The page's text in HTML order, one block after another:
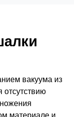
вакуума из
отсутствию